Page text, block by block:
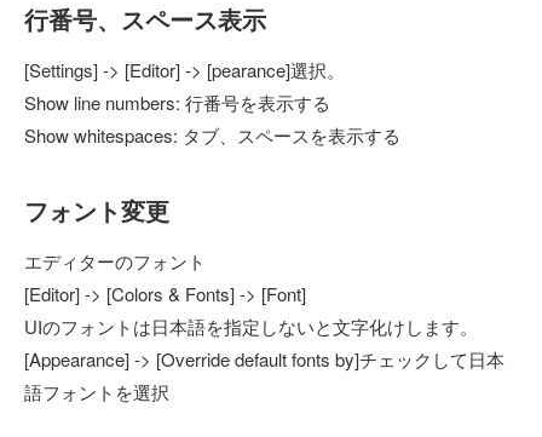
行番号、スペース表示
[Settings] -> [Editor] -> [pearance]選択。
Show line numbers: 行番号を表示する
Show whitespaces: タブ、スペースを表示する
フォント変更
エディターのフォント
[Editor] -> [Colors & Fonts] -> [Font]
UIのフォントは日本語を指定しないと文字化けします。
[Appearance] -> [Override default fonts by]チェックして日本
語フォントを選択